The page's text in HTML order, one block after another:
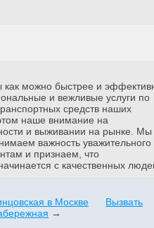
как можно быстрее и
и вежливые услуги по
средств наших
наше внимание на
и выживании на рынке. Мы
важность уважительного
и признаем, что
с качественных
в Москве
Вызвать
→